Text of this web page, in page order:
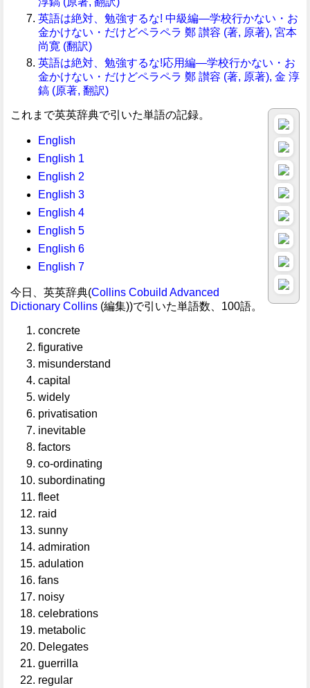
英語は絶対、勉強するな! 中級編―学校行かない・お
金かけない・だけどペラペラ 鄭 讃容 (著, 原著), 宮本
尚寛 (翻訳)
英語は絶対、勉強するな!応用編―学校行かない・お
金かけない・だけどペラペラ 鄭 讃容 (著, 原著), 金 淳
鎬 (原著, 翻訳)
これまで英英辞典で引いた単語の記録。
English
English 1
English 2
English 3
English 4
English 5
English 6
English 7
今日、英英辞典(Collins Cobuild Advanced
Dictionary Collins (編集))で引いた単語数、100語。
concrete
figurative
misunderstand
capital
widely
privatisation
inevitable
factors
co-ordinating
subordinating
fleet
raid
sunny
admiration
adulation
fans
noisy
celebrations
metabolic
Delegates
guerrilla
regular